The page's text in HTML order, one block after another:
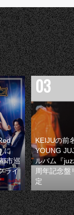
に
市巡
ライ
KEIJUの前
YOUNG
ルバム『
周年記念盤
定